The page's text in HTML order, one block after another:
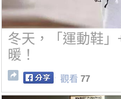
冬天，「運動鞋
暖！
觀看 77